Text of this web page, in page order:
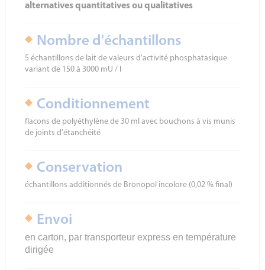
alternatives quantitatives ou qualitatives
Nombre d'échantillons
5 échantillons de lait de valeurs d'activité phosphatasique
variant de 150 à 3000 mU / l
Conditionnement
flacons de polyéthylène de 30 ml avec bouchons à vis munis
de joints d'étanchéité
Conservation
échantillons additionnés de Bronopol incolore (0,02 % final)
Envoi
en carton, par transporteur express en température
dirigée